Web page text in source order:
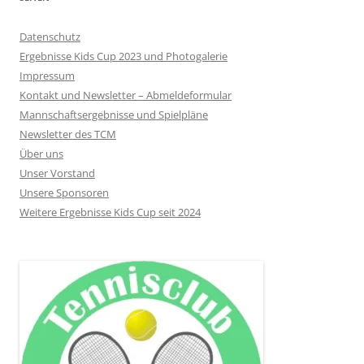
Datenschutz
Ergebnisse Kids Cup 2023 und Photogalerie
Impressum
Kontakt und Newsletter – Abmeldeformular
Mannschaftsergebnisse und Spielpläne
Newsletter des TCM
Über uns
Unser Vorstand
Unsere Sponsoren
Weitere Ergebnisse Kids Cup seit 2024